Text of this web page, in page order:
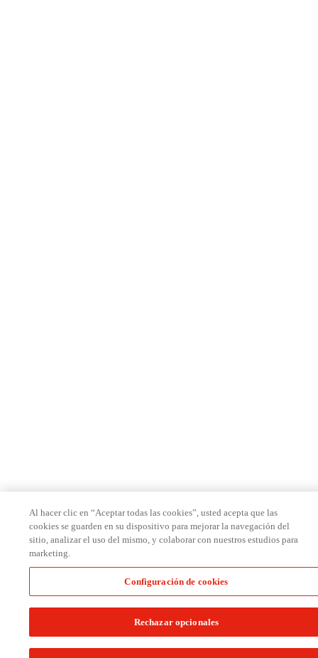
Al hacer clic en “Aceptar todas las cookies”, usted acepta que las
cookies se guarden en su dispositivo para mejorar la navegación del
sitio, analizar el uso del mismo, y colaborar con nuestros estudios para
marketing.
Configuración de cookies
Rechazar opcionales